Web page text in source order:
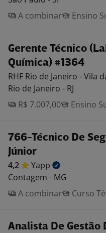
A combinar
Ensino
Gerente Técnico
Química) #1364
RHF Rio de Janeiro - Vila
Rio de Janeiro - RJ
R$ 7.007,00
Ensino
766-Técnico De
Júnior
4,2
Yapp
Contagem - MG
A combinar
Curso
Analista De Gestão